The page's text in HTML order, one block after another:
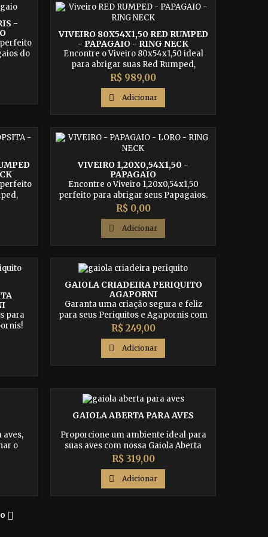
-
perfeito
do
para
VIVEIRO 80X54X1,50 RED RUMPED
- PAPAGAIO - RING NECK
Encontre o Viveiro 80x54x1,50 ideal
para abrigar suas Red Rumped,
Papagaios e Ring Necks. Com
dimensões ideais e materiais de alta
qualidade, nossa criadeira oferece o
espaço adequado para o bem-estar e
diversão de suas adoráveis aves.
Aproveite agora mesmo e garanta o
máximo conforto para seus pássaros!
Preço
R$ 989,00
 Adicionar
perfeito
agora
VIVEIRO 1,20X0,54X1,50 -
PAPAGAIO
Encontre o Viveiro 1,20x0,54x1,50
perfeito para abrigar seus Papagaios.
Com dimensões adequadas e
materiais de alta qualidade, nossa
criadeira oferece o espaço ideal para o
bem-estar e alegria de suas aves.
Aproveite agora e proporcione o
máximo conforto para seus pássaros!
Preço
R$ 0,00
 Adicionar
para
os
GAIOLA CRIADEIRA PERIQUITO
AGAPORNI
Garanta uma criação segura e feliz
para seus Periquitos e Agapornis com
nossa Gaiola Criadeira. Espaçosa e
funcional, nossa gaiola proporciona o
ambiente ideal para o
desenvolvimento saudável das aves.
Compre agora e proporcione o melhor
Preço
R$ 249,00
 Adicionar
aves,
o
e
GAIOLA ABERTA PARA AVES
Proporcione um ambiente ideal para
suas aves com nossa Gaiola Aberta
para Aves! Oferecendo liberdade e
segurança, nossa gaiola espaçosa é
perfeita para o bem-estar e felicidade
dos seus pássaros. Garanta um espaço
amplo e confortável para que voem e
Preço
R$ 319,00
 Adicionar
